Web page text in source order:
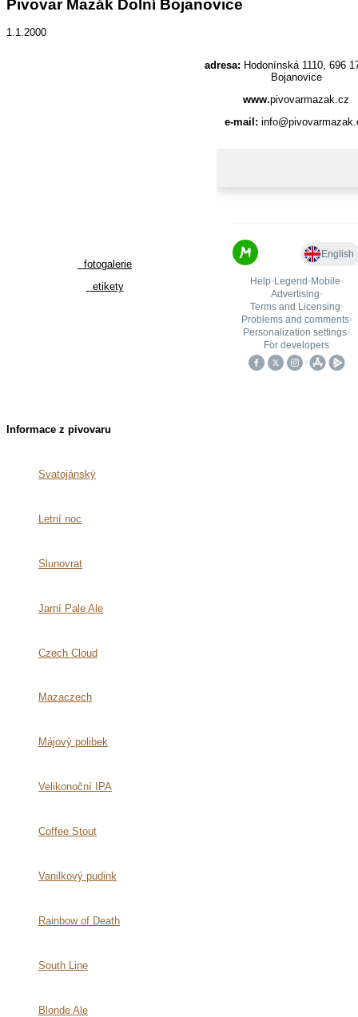
Pivovar Mazák Dolní Bojanovice
1.1.2000
adresa: Hodonínská 1110, 696
Bojanovice
www.pivovarmazak.cz
e-mail:
fotogalerie
etikety
Informace z pivovaru
Svatojánský
Letní noc
Slunovrat
Jarní Pale Ale
Czech Cloud
Mazaczech
Májový polibek
Velikonoční IPA
Coffee Stout
Vanilkový pudink
Rainbow of Death
South Line
Blonde Ale